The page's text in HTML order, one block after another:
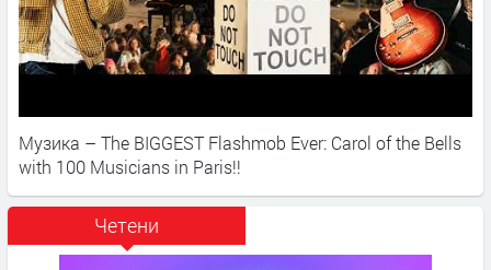
Музика – The BIGGEST Flashmob Ever: Carol of the Bells
with 100 Musicians in Paris!!
Четени